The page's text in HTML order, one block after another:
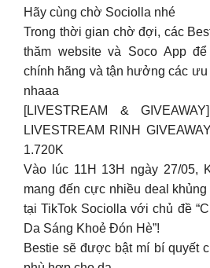
Hãy cùng chờ Sociolla nhé
Trong thời gian chờ đợi, các
thăm website và Soco App
chính hãng và tận hưởng các
nhaaa
[LIVESTREAM &
LIVESTREAM RINH
1.720K
Vào lúc 11H 13H ngày 27/05,
mang đến cực nhiều deal
tại TikTok Sociolla với chủ đề
Da Sáng Khoẻ Đón Hè”!
Bestie sẽ được bật mí bí quyết